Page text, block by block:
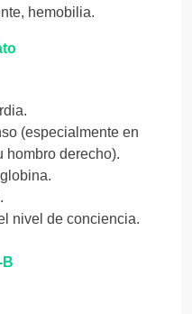
hemobilia.
(especialmente en
hombro derecho).
nivel de conciencia.
B